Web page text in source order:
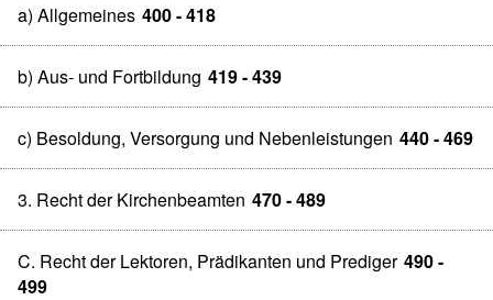
a) Allgemeines 400 - 418
b) Aus- und Fortbildung 419 - 439
c) Besoldung, Versorgung und Nebenleistungen 440 - 469
3. Recht der Kirchenbeamten 470 - 489
C. Recht der Lektoren, Prädikanten und Prediger 490 -
499